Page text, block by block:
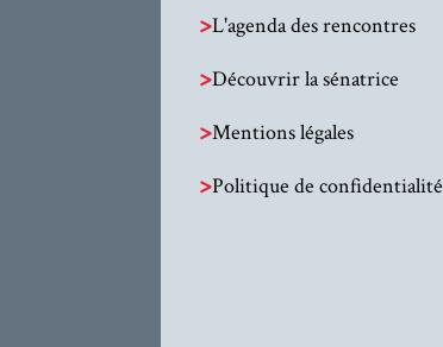
>L'agenda des rencontres
>Découvrir la sénatrice
>Mentions légales
>Politique de confidentialité